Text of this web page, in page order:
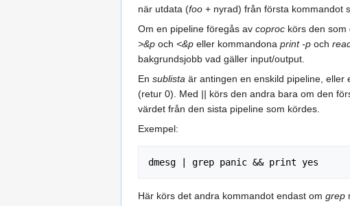
när utdata (foo + nyrad) från första kommandot
Om en pipeline föregås av coproc körs den
>&p och <&p eller kommandona print -p och
bakgrundsjobb vad gäller input/output.
En sublista är antingen en enskild pipeline, eller
(retur 0). Med || körs den andra bara om den
värdet från den sista pipeline som kördes.
Exempel:
dmesg | grep panic && print yes
Här körs det andra kommandot endast om grep